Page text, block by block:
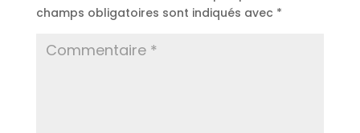
champs obligatoires sont indiqués avec *